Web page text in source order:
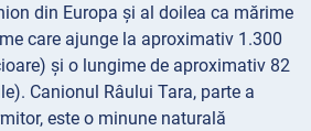
din Europa și al doilea ca mărime
care ajunge la aproximativ 1.300
și o lungime de aproximativ 82
Canionul Râului Tara, parte a
este o minune naturală